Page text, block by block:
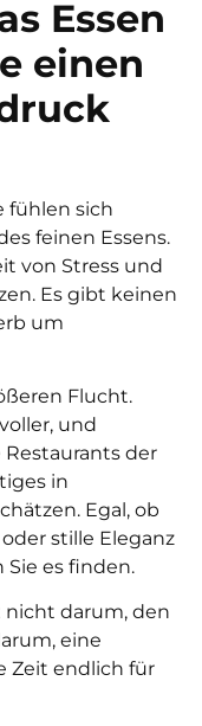
Essen
einen
fühlen sich
feinen Essens.
von Stress und
Es gibt keinen
um
Flucht.
und
der
in
Egal, ob
stille Eleganz
es finden.
nicht darum, den
eine
Zeit endlich für